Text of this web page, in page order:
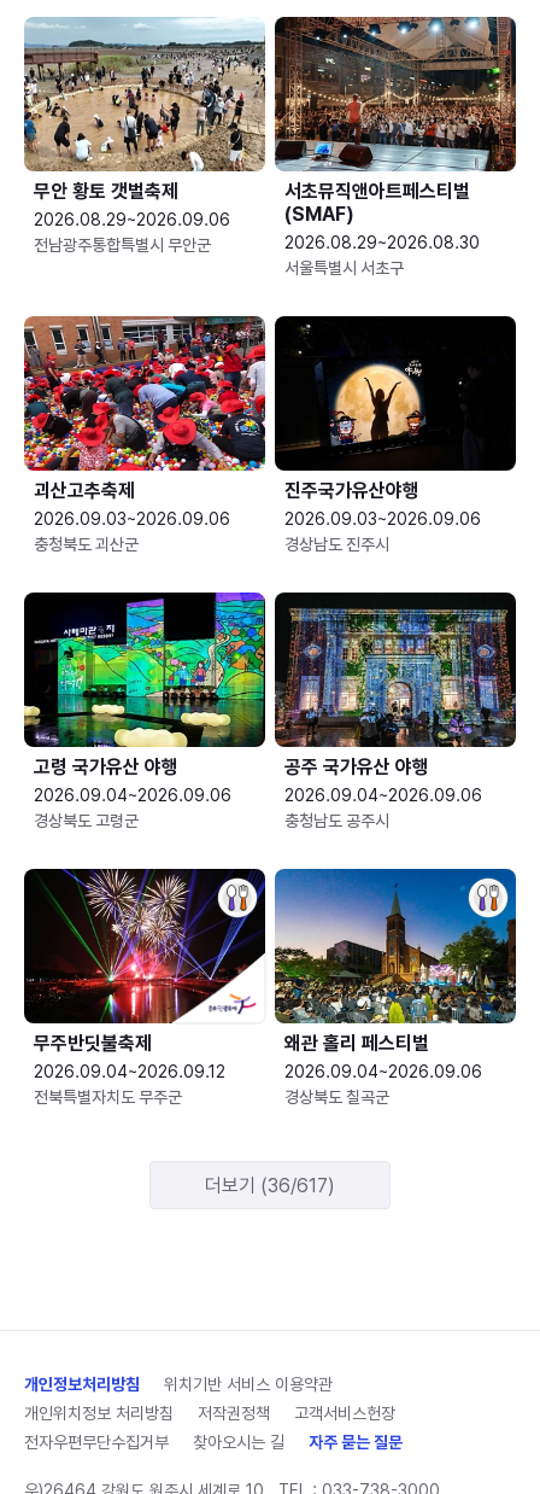
무안 황토 갯벌축제
2026.08.29~2026.09.06
전남광주통합특별시 무안군
서초뮤직앤아트페스티벌
(SMAF)
2026.08.29~2026.08.30
서울특별시 서초구
괴산고추축제
2026.09.03~2026.09.06
충청북도 괴산군
진주국가유산야행
2026.09.03~2026.09.06
경상남도 진주시
고령 국가유산 야행
2026.09.04~2026.09.06
경상북도 고령군
공주 국가유산 야행
2026.09.04~2026.09.06
충청남도 공주시
무주반딧불축제
2026.09.04~2026.09.12
전북특별자치도 무주군
왜관 홀리 페스티벌
2026.09.04~2026.09.06
경상북도 칠곡군
더보기 (36/617)
개인정보처리방침
위치기반 서비스 이용약관
개인위치정보 처리방침
저작권정책
고객서비스헌장
전자우편무단수집거부
찾아오시는 길 자주 묻는 질문